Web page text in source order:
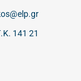
141 21